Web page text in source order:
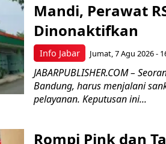
Info Jabar
Mandi, Perawat
Dinonaktifkan
Jumat, 7 Agu 2026 -
JABARPUBLISHER.COM –
Bandung, harus menjalani
pelayanan. Keputusan ini...
Rompi Pink dan